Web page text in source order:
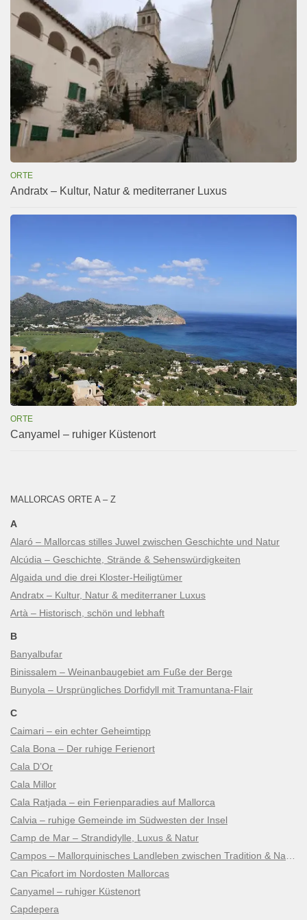
ORTE
Andratx – Kultur, Natur & mediterraner Luxus
ORTE
Canyamel – ruhiger Küstenort
MALLORCAS ORTE A – Z
A
Alaró – Mallorcas stilles Juwel zwischen Geschichte und Natur
Alcúdia – Geschichte, Strände & Sehenswürdigkeiten
Algaida und die drei Kloster-Heiligtümer
Andratx – Kultur, Natur & mediterraner Luxus
Artà – Historisch, schön und lebhaft
B
Banyalbufar
Binissalem – Weinanbaugebiet am Fuße der Berge
Bunyola – Ursprüngliches Dorfidyll mit Tramuntana-Flair
C
Caimari – ein echter Geheimtipp
Cala Bona – Der ruhige Ferienort
Cala D’Or
Cala Millor
Cala Ratjada – ein Ferienparadies auf Mallorca
Calvia – ruhige Gemeinde im Südwesten der Insel
Camp de Mar – Strandidylle, Luxus & Natur
Can Picafort im Nordosten Mallorcas
Canyamel – ruhiger Küstenort
Capdepera